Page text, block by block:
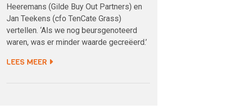
Heeremans (Gilde Buy Out Partners) en
Jan Teekens (cfo TenCate Grass)
vertellen. ‘Als we nog beursgenoteerd
waren, was er minder waarde gecreëerd.’
LEES MEER